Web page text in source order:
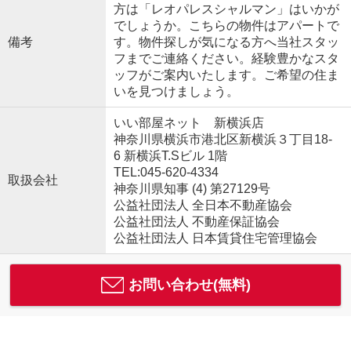
備考
方は「レオパレスシャルマン」はいかが
でしょうか。こちらの物件はアパートで
す。物件探しが気になる方へ当社スタッ
フまでご連絡ください。経験豊かなスタ
ッフがご案内いたします。ご希望の住ま
いを見つけましょう。
取扱会社
いい部屋ネット 新横浜店
神奈川県横浜市港北区新横浜３丁目18-
6 新横浜T.Sビル 1階
TEL:045-620-4334
神奈川県知事 (4) 第27129号
公益社団法人 全日本不動産協会
公益社団法人 不動産保証協会
公益社団法人 日本賃貸住宅管理協会
お問い合わせ(無料)